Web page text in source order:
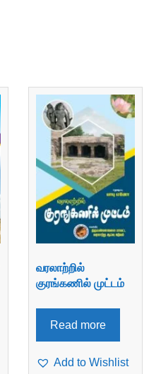
வரலாற்றில்
குரங்கணில் முட்டம்
Read more
Add to Wishlist